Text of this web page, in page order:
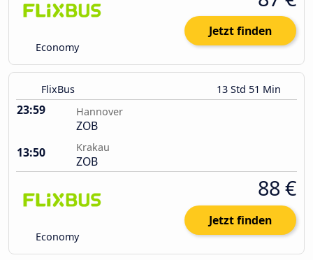
Economy
Jetzt finden
FlixBus 13 Std 51 Min
23:59 Hannover
ZOB
13:50
Krakau
ZOB
Economy
88 €
Jetzt finden